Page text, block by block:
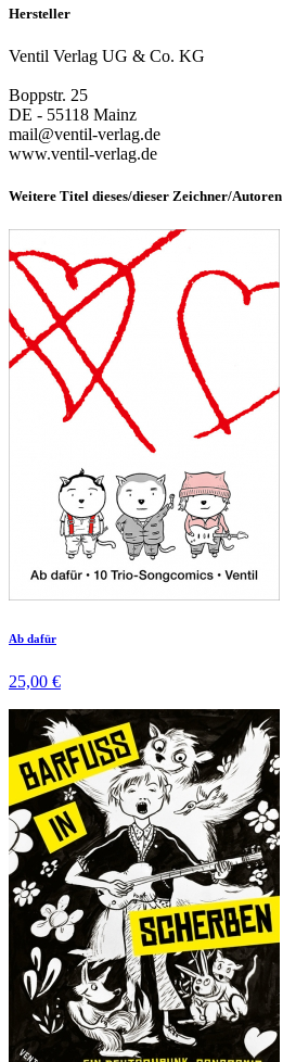
Hersteller
Ventil Verlag UG & Co. KG
Boppstr. 25
DE - 55118 Mainz
mail@ventil-verlag.de
www.ventil-verlag.de
Weitere Titel dieses/dieser Zeichner/Autoren
Ab dafür
25,00 €